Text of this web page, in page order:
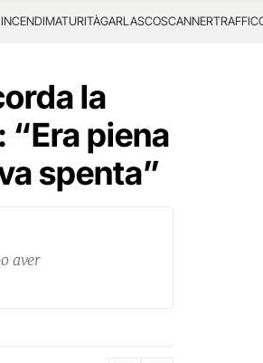
INCENDIMATURITÀGARLASCOSCANNER
la
piena
spenta”
aver